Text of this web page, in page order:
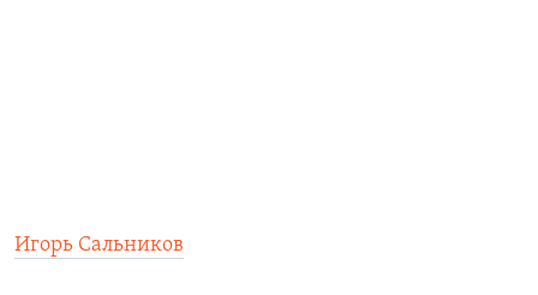
Игорь Сальников